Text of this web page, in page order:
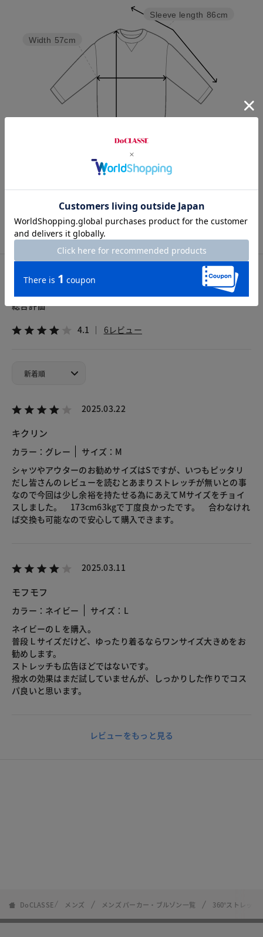
Sleeve length 86cm
Width 57cm
S M L XL XXL
総合評価
4.1 6レビュー
2025.03.22
キクリン
カラー：グレー
サイズ：M
シャツやアウターのお勧めサイズはSですが、いつもピッタリ
だし皆さんのレビューを読むとあまりストレッチが無いとの事
なので今回は少し余裕を持たせる為にあえてMサイズをチョイ
スしました。 173cm63kgで丁度良かったです。 合わなけれ
ば交換も可能なので安心して購入できます。
2025.03.11
モフモフ
カラー：ネイビー
サイズ：L
ネイビーのＬを購入。
普段Ｌサイズだけど、ゆったり着るならワンサイズ大きめをお
勧めします。
ストレッチも広告ほどではないです。
撥水の効果はまだ試していませんが、しっかりした作りでコス
パ良いと思います。
レビューをもっと見る
DoCLASSE メンズ メンズ パーカー・ブルゾン一覧 360°ストレッチ